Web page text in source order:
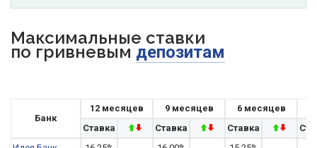
Максимальные ставки
по гривневым депозитам
Банк
12 месяцев 9 месяцев 6 месяцев
Ставка
Ставка Ставка